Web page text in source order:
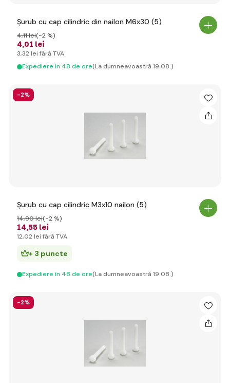
Șurub cu cap cilindric din nailon M6x30 (5)
4,01 lei
4,11 lei(-2 %)
3,32 lei fără TVA
Expediere in 48 de ore(La dumneavoastră 19.08.)
-2%
Șurub cu cap cilindric M3x10 nailon (5)
14,55 lei
14,90 lei(-2 %)
12,02 lei fără TVA
+ 3 puncte
Expediere in 48 de ore(La dumneavoastră 19.08.)
-2%